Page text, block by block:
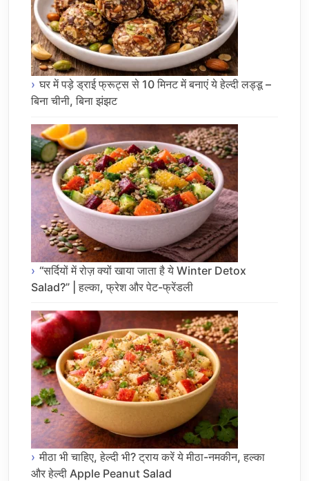
घर में पड़े ड्राई फ्रूट्स से 10 मिनट में बनाएं ये हेल्दी लड्डू –
बिना चीनी, बिना झंझट
“सर्दियों में रोज़ क्यों खाया जाता है ये Winter Detox
Salad?” | हल्का, फ्रेश और पेट-फ्रेंडली
मीठा भी चाहिए, हेल्दी भी? ट्राय करें ये मीठा-नमकीन, हल्का
और हेल्दी Apple Peanut Salad